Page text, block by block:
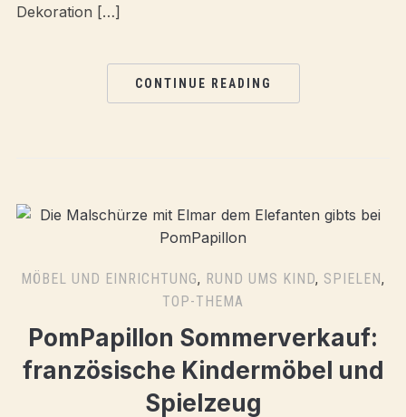
Dekoration […]
CONTINUE READING
MÖBEL UND EINRICHTUNG, RUND UMS KIND, SPIELEN,
TOP-THEMA
PomPapillon Sommerverkauf:
französische Kindermöbel und
Spielzeug